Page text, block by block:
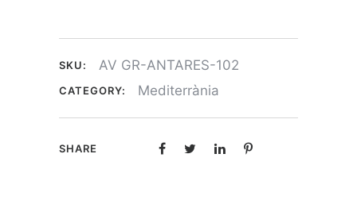
SKU: AV GR-ANTARES-102
CATEGORY: Mediterrània
SHARE